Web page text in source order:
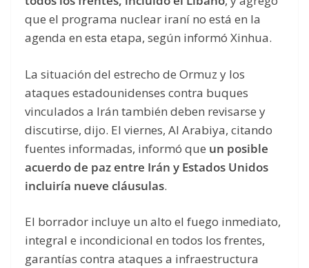
que el programa nuclear iraní no está en la
agenda en esta etapa, según informó Xinhua.
La situación del estrecho de Ormuz y los
ataques estadounidenses contra buques
vinculados a Irán también deben revisarse y
discutirse, dijo. El viernes, Al Arabiya, citando
fuentes informadas, informó que un posible
acuerdo de paz entre Irán y Estados Unidos
incluiría nueve cláusulas.
El borrador incluye un alto el fuego inmediato,
integral e incondicional en todos los frentes,
garantías contra ataques a infraestructura